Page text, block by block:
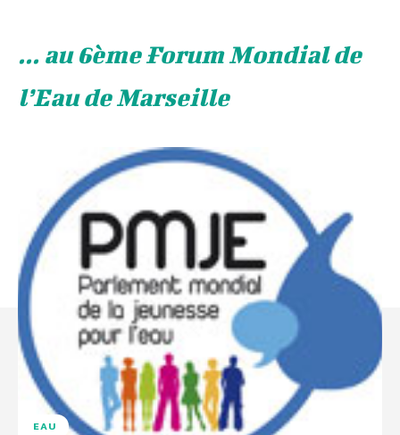
... au 6ème Forum Mondial de
l’Eau de Marseille
EAU